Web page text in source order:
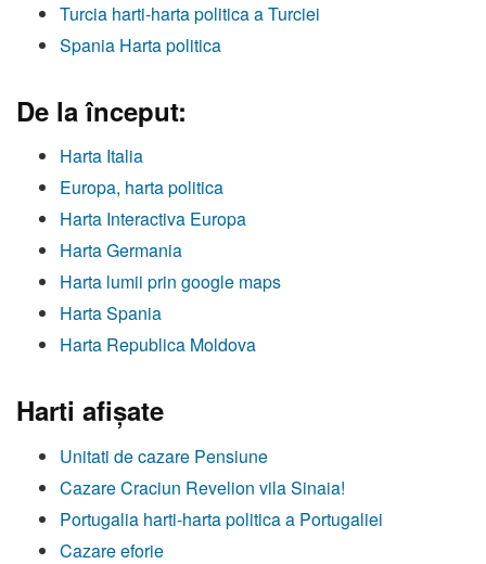
Turcia harti-harta politica a Turciei
Spania Harta politica
De la început:
Harta Italia
Europa, harta politica
Harta Interactiva Europa
Harta Germania
Harta lumii prin google maps
Harta Spania
Harta Republica Moldova
Harti afişate
Unitati de cazare Pensiune
Cazare Craciun Revelion vila Sinaia!
Portugalia harti-harta politica a Portugaliei
Cazare eforie